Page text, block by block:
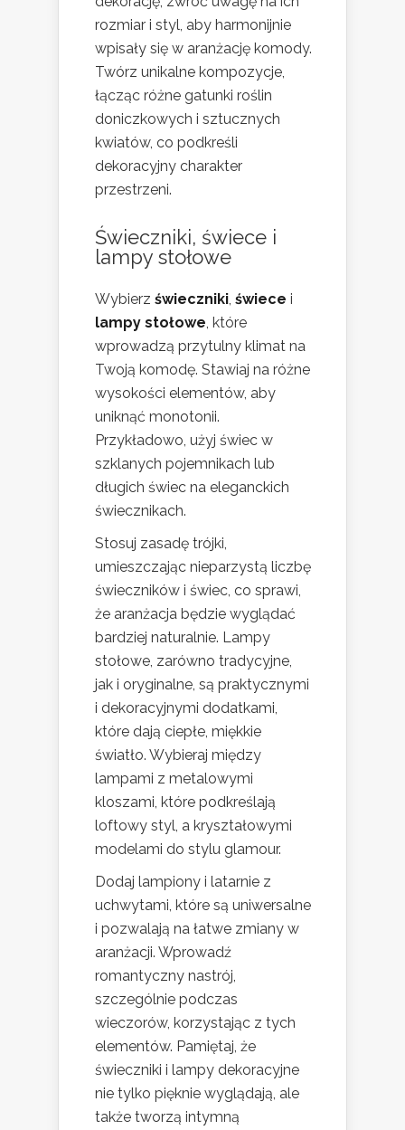
rozmiar i styl, aby harmonijnie
wpisały się w aranżację komody.
Twórz unikalne kompozycje,
łącząc różne gatunki roślin
doniczkowych i sztucznych
kwiatów, co podkreśli
dekoracyjny charakter
przestrzeni.
Świeczniki, świece i
lampy stołowe
Wybierz świeczniki, świece i
lampy stołowe, które
wprowadzą przytulny klimat na
Twoją komodę. Stawiaj na różne
wysokości elementów, aby
uniknąć monotonii.
Przykładowo, użyj świec w
szklanych pojemnikach lub
długich świec na eleganckich
świecznikach.
Stosuj zasadę trójki,
umieszczając nieparzystą liczbę
świeczników i świec, co sprawi,
że aranżacja będzie wyglądać
bardziej naturalnie. Lampy
stołowe, zarówno tradycyjne,
jak i oryginalne, są praktycznymi
i dekoracyjnymi dodatkami,
które dają ciepłe, miękkie
światło. Wybieraj między
lampami z metalowymi
kloszami, które podkreślają
loftowy styl, a kryształowymi
modelami do stylu glamour.
Dodaj lampiony i latarnie z
uchwytami, które są uniwersalne
i pozwalają na łatwe zmiany w
aranżacji. Wprowadź
romantyczny nastrój,
szczególnie podczas
wieczorów, korzystając z tych
elementów. Pamiętaj, że
świeczniki i lampy dekoracyjne
nie tylko pięknie wyglądają, ale
także tworzą intymną